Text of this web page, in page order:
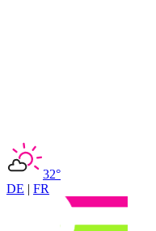
32°
DE | FR